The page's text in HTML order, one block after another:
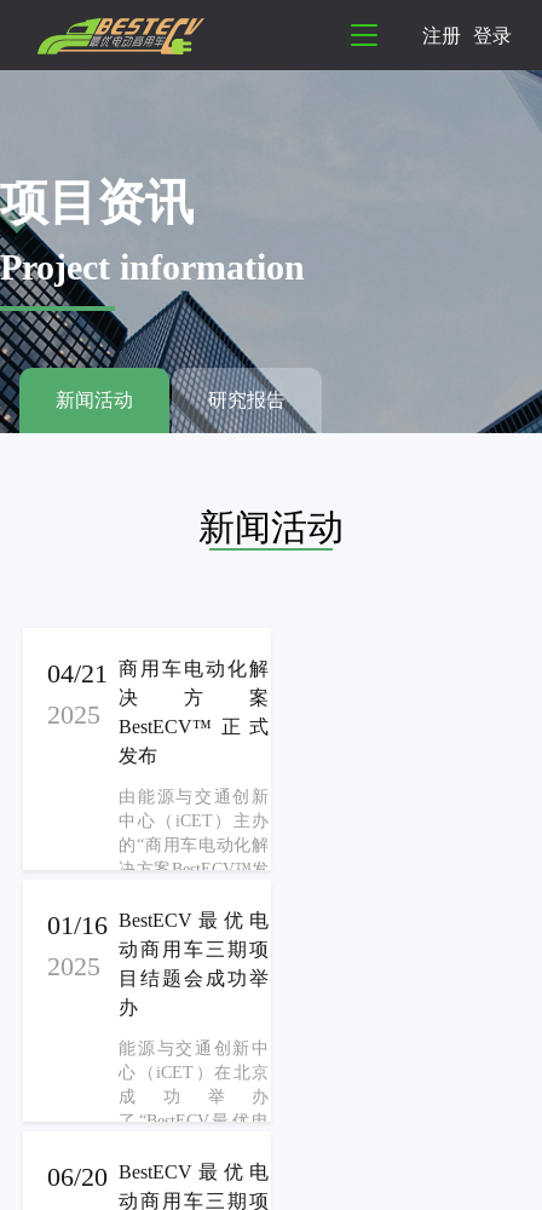
登录
注册
项目资讯
Project information
新闻活动 研究报告
新闻活动
04/21
2025
商用车电动化解
决方案
BestECV™正式
发布
由能源与交通创新
中心（iCET）主办
的“商用车电动化解
决方案BestECV™发
办。会议聚焦双碳
目标下商用车电动
化转型痛点，为用
户提供全生命周期
转型路径规划工
具，来自政府机
构、车企、运营
商、研究机构等多
位行业代表齐聚一
BestECV™核算大模
型的发布，探讨商
01/16
2025
BestECV最优电
动商用车三期项
目结题会成功举
办
能源与交通创新中
心（iCET）在北京
成功举办
了“BestECV最优电
结题会议。来自高
校、行业组织和研
06/20 BestECV最优电
动商用车三期项